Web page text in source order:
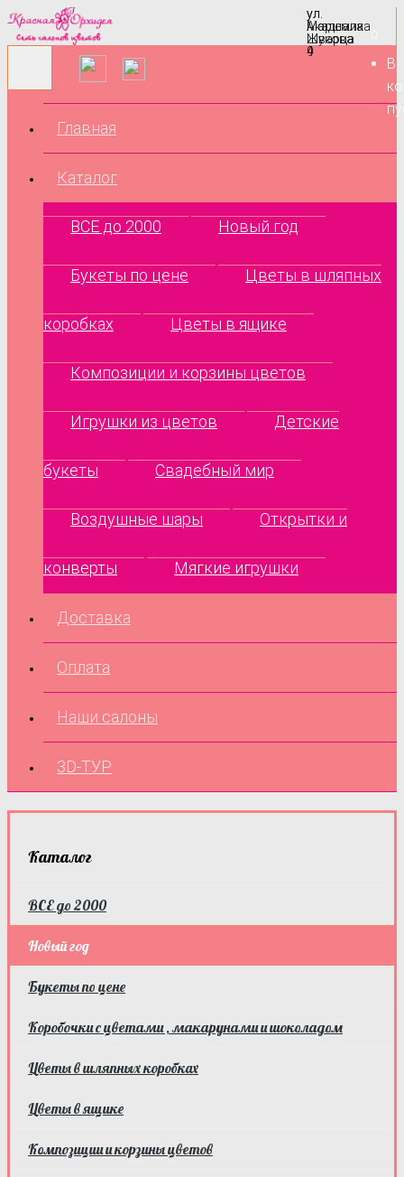
ул.
Маршала
Жукова
9
ул.
Академика
Шварца
4
В
Главная
Каталог
ВСЕ до 2000 Новый год
Букеты по цене Цветы в шляпных
коробках Цветы в ящике
Композиции и корзины цветов
Игрушки из цветов Детские
букеты Свадебный мир
Воздушные шары Открытки и
конверты Мягкие игрушки
Доставка
Оплата
Наши салоны
3D-ТУР
Каталог
ВСЕ до 2000
Новый год
Букеты по цене
Коробочки с цветами , макарунами и шоколадом
Цветы в шляпных коробках
Цветы в ящике
Композиции и корзины цветов